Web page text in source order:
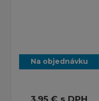
Na objednávku
3,95 € s DPH